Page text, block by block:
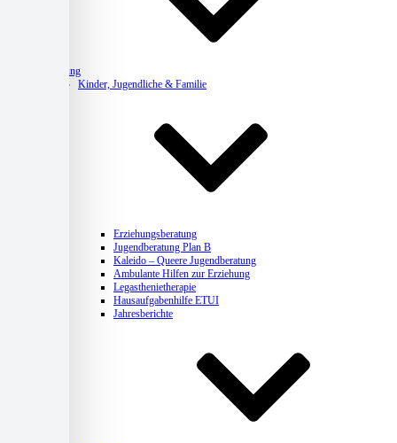
Beratung
Kinder, Jugendliche & Familie
Erziehungsberatung
Jugendberatung Plan B
Kaleido – Queere Jugendberatung
Ambulante Hilfen zur Erziehung
Legasthenietherapie
Hausaufgabenhilfe ETUI
Jahresberichte